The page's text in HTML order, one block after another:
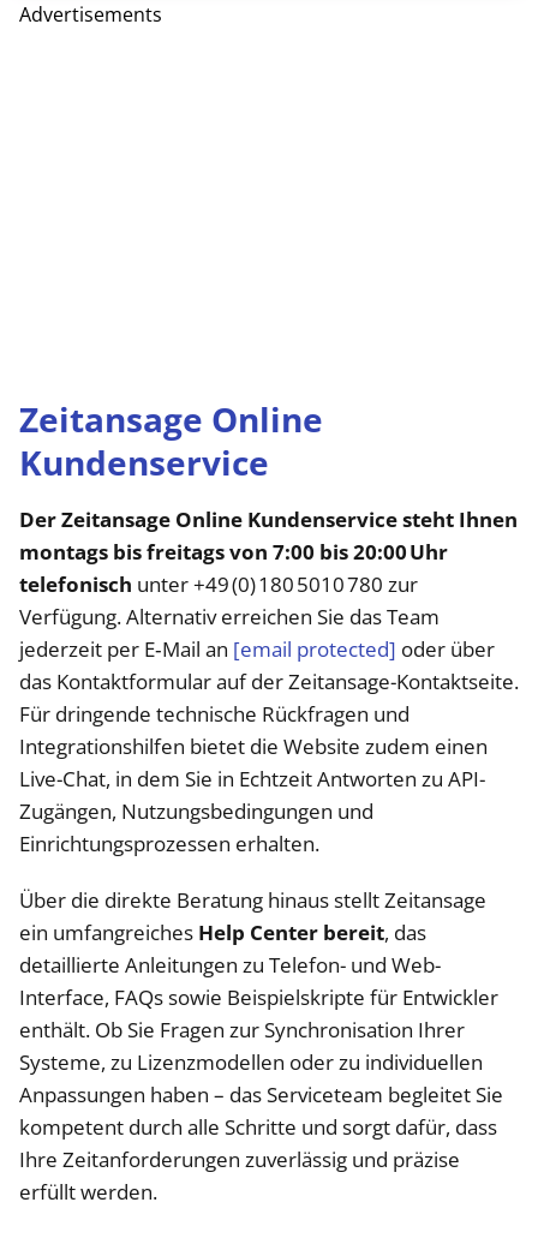
Advertisements
Zeitansage Online
Kundenservice
Der Zeitansage Online Kundenservice steht Ihnen
montags bis freitags von 7:00 bis 20:00 Uhr
telefonisch unter +49 (0) 180 5010 780 zur
Verfügung. Alternativ erreichen Sie das Team
jederzeit per E‑Mail an [email protected] oder über
das Kontaktformular auf der Zeitansage-Kontaktseite.
Für dringende technische Rückfragen und
Integrationshilfen bietet die Website zudem einen
Live-Chat, in dem Sie in Echtzeit Antworten zu API-
Zugängen, Nutzungsbedingungen und
Einrichtungsprozessen erhalten.
Über die direkte Beratung hinaus stellt Zeitansage
ein umfangreiches Help Center bereit, das
detaillierte Anleitungen zu Telefon- und Web-
Interface, FAQs sowie Beispielskripte für Entwickler
enthält. Ob Sie Fragen zur Synchronisation Ihrer
Systeme, zu Lizenzmodellen oder zu individuellen
Anpassungen haben – das Serviceteam begleitet Sie
kompetent durch alle Schritte und sorgt dafür, dass
Ihre Zeitanforderungen zuverlässig und präzise
erfüllt werden.